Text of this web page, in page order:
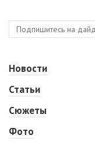
Новости
Статьи
Сюжеты
Фото